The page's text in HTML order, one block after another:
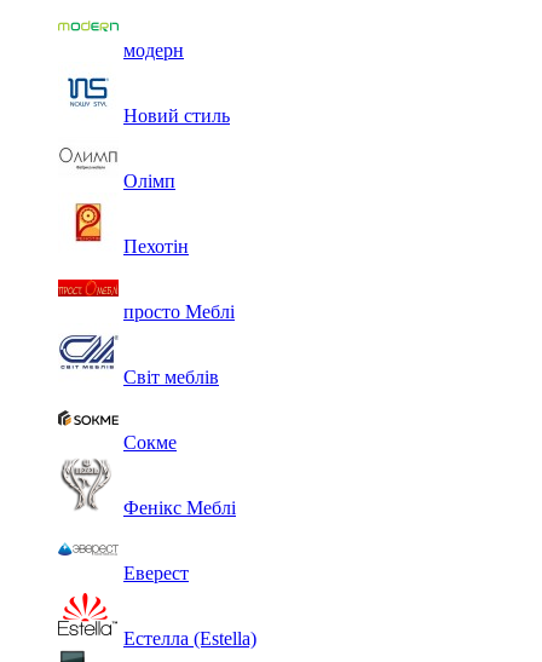
модерн
Новий стиль
Олімп
Пехотін
просто Меблі
Світ меблів
Сокме
Фенікс Меблі
Еверест
Естелла (Estella)